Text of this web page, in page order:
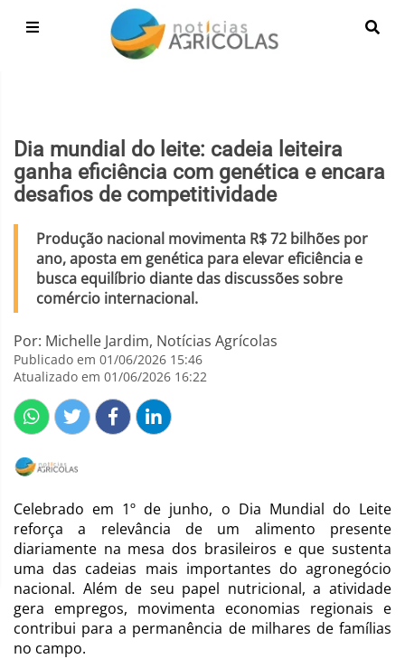
Dia mundial do leite: cadeia leiteira
ganha eficiência com genética e encara
desafios de competitividade
Produção nacional movimenta R$ 72 bilhões por
ano, aposta em genética para elevar eficiência e
busca equilíbrio diante das discussões sobre
comércio internacional.
Por: Michelle Jardim, Notícias Agrícolas
Publicado em 01/06/2026 15:46
Atualizado em 01/06/2026 16:22
Celebrado em 1º de junho, o Dia Mundial do Leite
reforça a relevância de um alimento presente
diariamente na mesa dos brasileiros e que sustenta
uma das cadeias mais importantes do agronegócio
nacional. Além de seu papel nutricional, a atividade
gera empregos, movimenta economias regionais e
contribui para a permanência de milhares de famílias
no campo.